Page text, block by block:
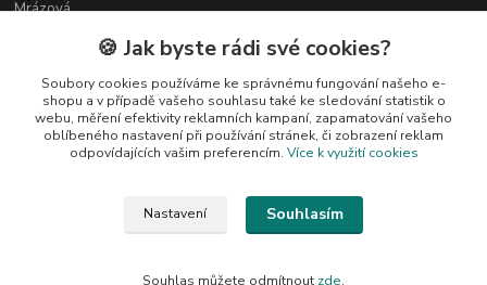
info@bylinky-maya.cz
je bez souhlasu kopírovat ani publikovat!
🍪 Jak byste rádi své cookies?
Soubory cookies používáme ke správnému fungování našeho e-
shopu a v případě vašeho souhlasu také ke sledování statistik o
webu, měření efektivity reklamních kampaní, zapamatování vašeho
oblíbeného nastavení při používání stránek, či zobrazení reklam
odpovídajících vašim preferencím. Více k využití cookies
Nastavení Souhlasím
Souhlas můžete odmítnout zde.